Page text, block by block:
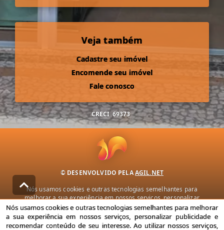
Veja também
Cadastre seu imóvel
Encomende seu imóvel
Fale conosco
CRECI 69373
© DESENVOLVIDO PELAAGIL.NET
Nós usamos cookies e outras tecnologias semelhantes para
melhorar a sua experiência em nossos serviços, personalizar
publicidade e recomendar conteúdo de seu interesse. Ao utilizar
nossos serviços, você concorda com nossa política de privacidade e
termos de uso.
Nós usamos cookies e outras tecnologias semelhantes para melhorar
a sua experiência em nossos serviços, personalizar publicidade e
recomendar conteúdo de seu interesse. Ao utilizar nossos serviços,